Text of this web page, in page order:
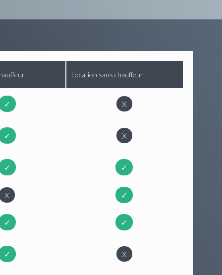
Location sans chauffeur
✓ X
✓ X
✓ ✓
X ✓
✓ ✓
✓ X